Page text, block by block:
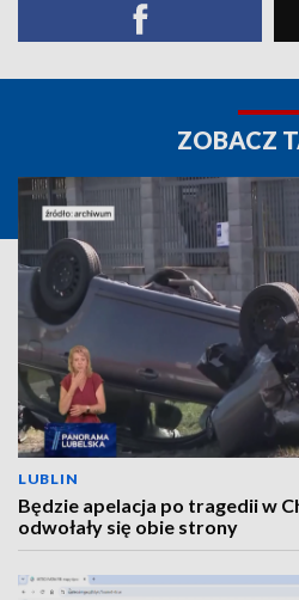
ZOBACZ
LUBLIN
Będzie apelacja po tragedii w
odwołały się obie strony